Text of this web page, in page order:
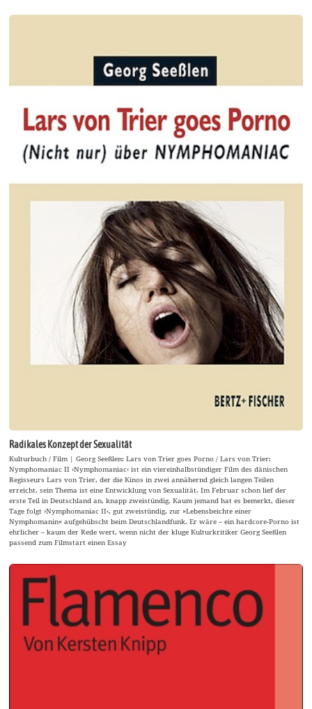
Radikales Konzept der Sexualität
Kulturbuch / Film | Georg Seeßlen: Lars von Trier goes Porno / Lars von Trier:
Nymphomaniac II ›Nymphomaniac‹ ist ein viereinhalbstündiger Film des dänischen
Regisseurs Lars von Trier, der die Kinos in zwei annähernd gleich langen Teilen
erreicht, sein Thema ist eine Entwicklung von Sexualität. Im Februar schon lief der
erste Teil in Deutschland an, knapp zweistündig. Kaum jemand hat es bemerkt, dieser
Tage folgt ›Nymphomaniac II‹, gut zweistündig, zur »Lebensbeichte einer
Nymphomanin« aufgehübscht beim Deutschlandfunk. Er wäre – ein hardcore-Porno ist
ehrlicher – kaum der Rede wert, wenn nicht der kluge Kulturkritiker Georg Seeßlen
passend zum Filmstart einen Essay